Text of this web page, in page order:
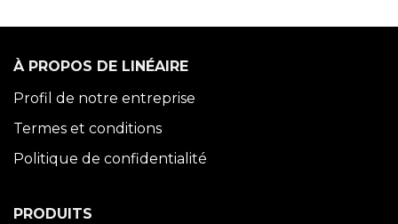
À PROPOS DE LINÉAIRE
Profil de notre entreprise
Termes et conditions
Politique de confidentialité
PRODUITS